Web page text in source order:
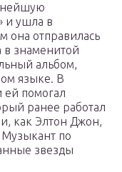
и ушла в
она отправилась
в знаменитой
альбом,
языке. В
ей помогал
ранее работал
как Элтон Джон,
по
звезды